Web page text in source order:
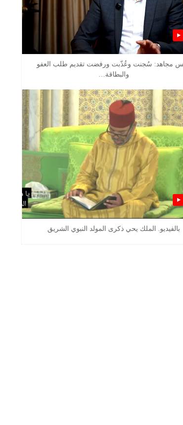
مجاهد: سُجنت وعُذّبت ورفضت تقديم طلب العفو
والبطاقة…
بالفيديو. الملك يحي ذكرى المولد النبوي الشريق